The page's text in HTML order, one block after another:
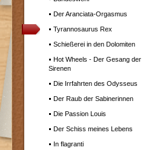
Der Aranciata-Orgasmus
Tyrannosaurus Rex
Schießerei in den Dolomiten
Hot Wheels - Der Gesang der
Sirenen
Die Irrfahrten des Odysseus
Der Raub der Sabinerinnen
Die Passion Louis
Der Schiss meines Lebens
In flagranti